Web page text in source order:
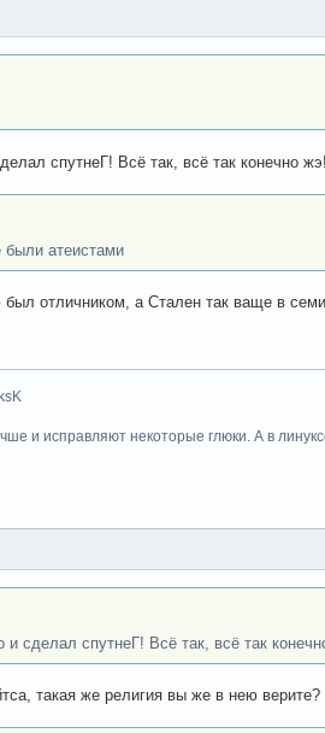
спутнеГ! Всё так, всё так конечно
были атеистами
отличником, а Стален так ваще в
и исправляют некоторые глюки. А в
сделал спутнеГ! Всё так, всё так
такая же религия вы же в нею